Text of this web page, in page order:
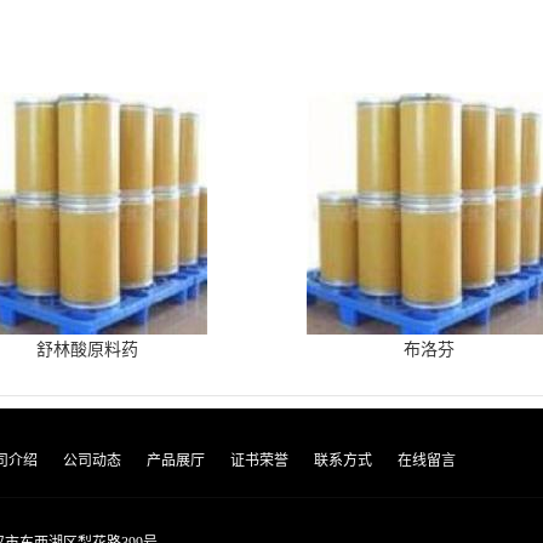
舒林酸原料药 布洛芬
介绍 公司动态 产品展厅 证书荣誉 联系方式 在线留言